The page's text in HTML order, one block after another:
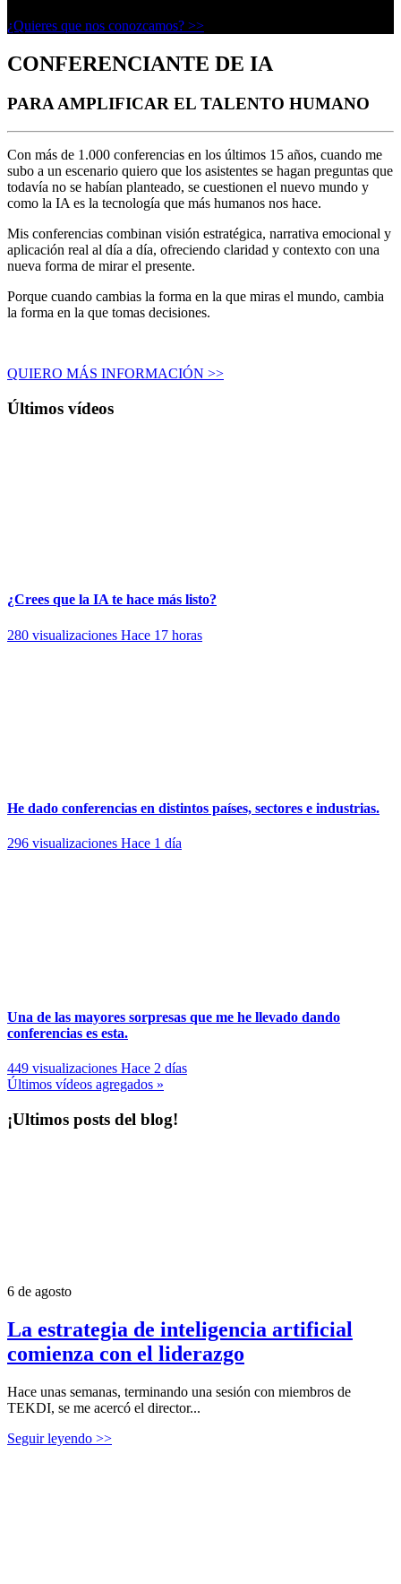
¿Quieres que nos conozcamos? >>
CONFERENCIANTE DE IA
PARA AMPLIFICAR EL TALENTO HUMANO
Con más de 1.000 conferencias en los últimos 15 años, cuando me
subo a un escenario quiero que los asistentes se hagan preguntas que
todavía no se habían planteado, se cuestionen el nuevo mundo y
como la IA es la tecnología que más humanos nos hace.
Mis conferencias combinan visión estratégica, narrativa emocional y
aplicación real al día a día, ofreciendo claridad y contexto con una
nueva forma de mirar el presente.
Porque cuando cambias la forma en la que miras el mundo, cambia
la forma en la que tomas decisiones.
QUIERO MÁS INFORMACIÓN >>
Últimos vídeos
¿Crees que la IA te hace más listo?
280 visualizaciones Hace 17 horas
He dado conferencias en distintos países, sectores e industrias.
296 visualizaciones Hace 1 día
Una de las mayores sorpresas que me he llevado dando
conferencias es esta.
449 visualizaciones Hace 2 días
​Últimos vídeos agregados »
¡Ultimos posts del blog!
6 de agosto
La estrategia de inteligencia artificial
comienza con el liderazgo
Hace unas semanas, terminando una sesión con miembros de
TEKDI, se me acercó el director...
Seguir leyendo >>